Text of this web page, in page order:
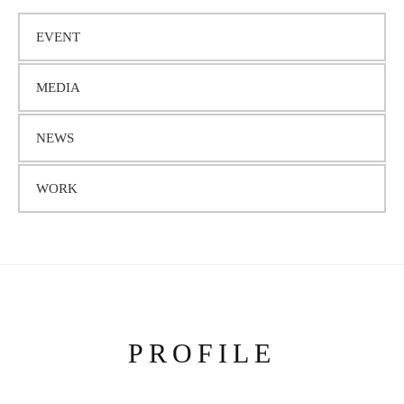
イ
EVENT
MEDIA
NEWS
WORK
PROFILE